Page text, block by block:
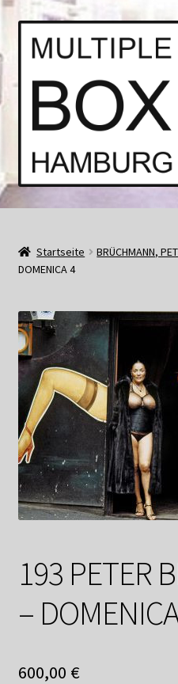
Zur
Navigation
Springe
zum
Start
AGB
Bücher und Kataloge
Datenschutzerklärung
Impressum
Kasse
Linkliste
Mitglieder
Newsletter
Newsletter
Startseite BRÜCHMANN,
DOMENICA 4
193 PETER
–
600,00 €